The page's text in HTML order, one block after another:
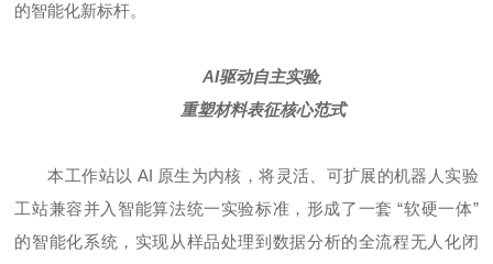
的智能化新标杆。
AI驱动自主实验,
重塑材料表征核心范式
本工作站以 AI 原生为内核，将灵活、可扩展的机器人实验
工站兼容并入智能算法统一实验标准，形成了一套 “软硬一体”
的智能化系统，实现从样品处理到数据分析的全流程无人化闭